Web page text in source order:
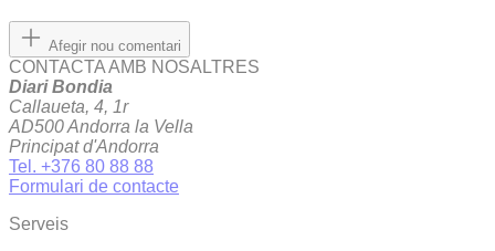
Afegir nou comentari
CONTACTA AMB NOSALTRES
Diari Bondia
Callaueta, 4, 1r
AD500 Andorra la Vella
Principat d'Andorra
Tel. +376 80 88 88
Formulari de contacte
Serveis